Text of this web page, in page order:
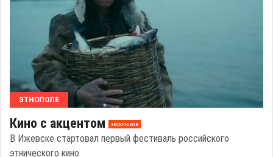
ЭТНОПОЛЕ
Кино с акцентом эксклюзив
В Ижевске стартовал первый фестиваль российского
этнического кино